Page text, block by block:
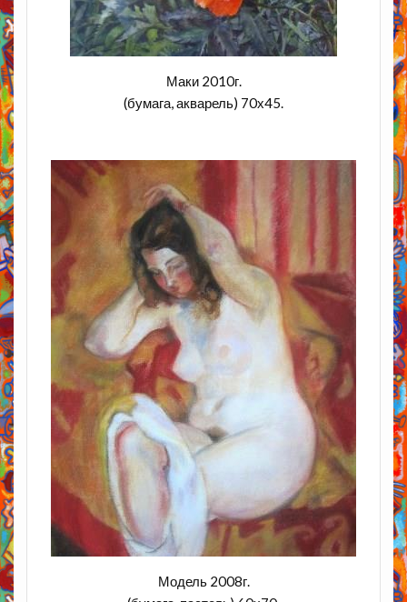
Маки 2010г.
(бумага, акварель) 70х45.
Модель 2008г.